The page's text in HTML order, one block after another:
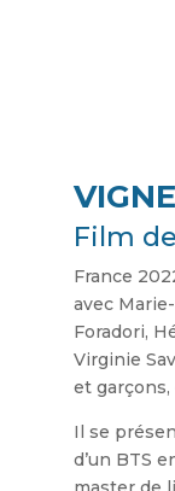
Film
France
avec
Foradori,
Virginie
et
Il se
d’un BTS